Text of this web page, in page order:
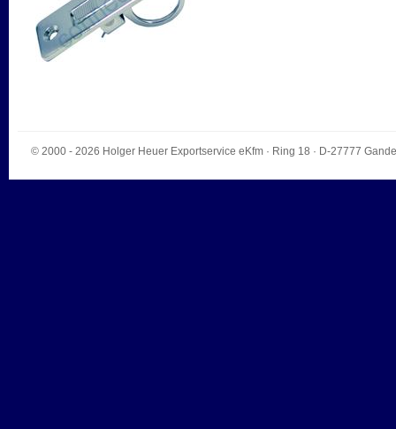
© 2000 - 2026 Holger Heuer Exportservice eKfm· Ring 18 · D-27777